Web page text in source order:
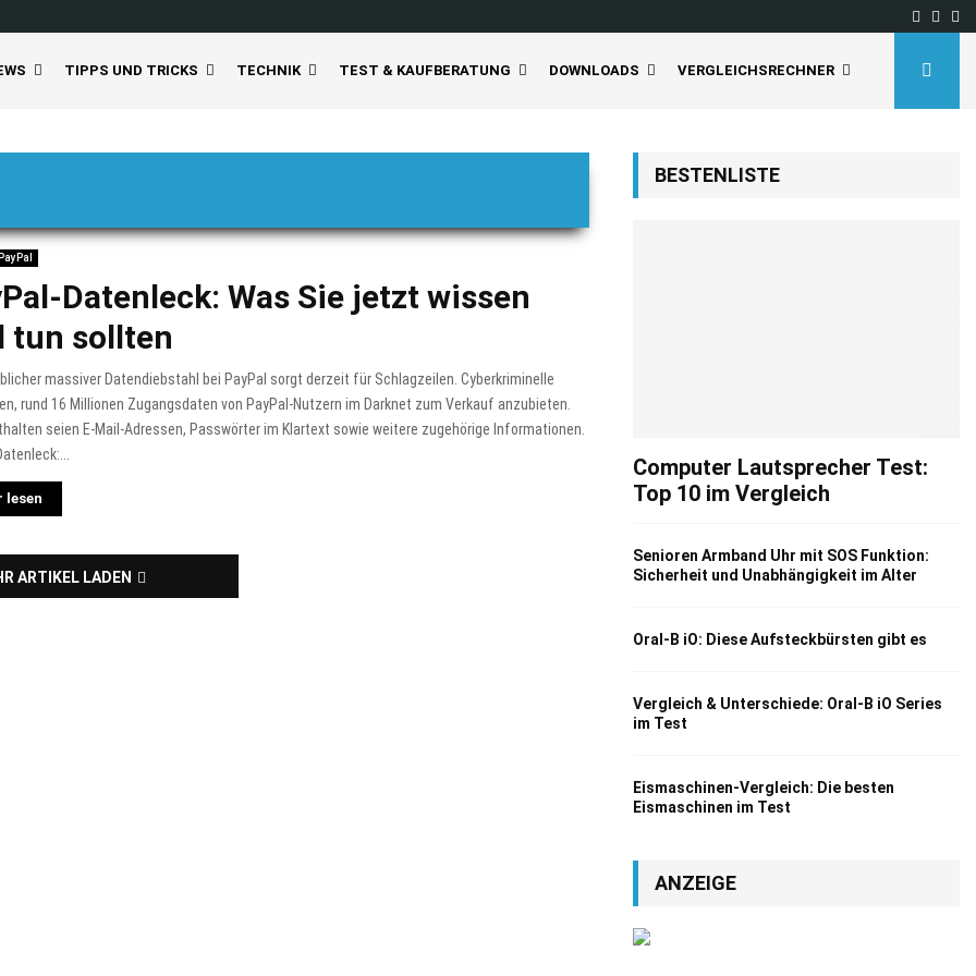
TIPPS UND TRICKS TECHNIK TEST & KAUFBERATUNG DOWNLOADS VERGLEICHSRECHNER
PayPal
Datenleck: Was Sie jetzt wissen
tun sollten
massiver Datendiebstahl bei PayPal sorgt derzeit für Schlagzeilen. Cyberkriminelle
rund 16 Millionen Zugangsdaten von PayPal-Nutzern im Darknet zum Verkauf anzubieten.
seien E-Mail-Adressen, Passwörter im Klartext sowie weitere zugehörige Informationen.
lesen
ARTIKEL LADEN
BESTENLISTE
Computer Lautsprecher Test:
Top 10 im Vergleich
Senioren Armband Uhr mit SOS Funktion:
Sicherheit und Unabhängigkeit im Alter
Oral-B iO: Diese Aufsteckbürsten gibt es
Vergleich & Unterschiede: Oral-B iO Series
im Test
Eismaschinen-Vergleich: Die besten
Eismaschinen im Test
ANZEIGE